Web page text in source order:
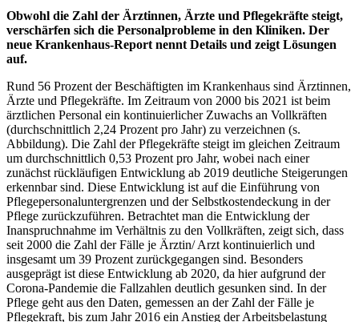
Obwohl die Zahl der Ärztinnen, Ärzte und Pflegekräfte steigt,
verschärfen sich die Personalprobleme in den Kliniken. Der
neue Krankenhaus-Report nennt Details und zeigt Lösungen
auf.
Rund 56 Prozent der Beschäftigten im Krankenhaus sind Ärztinnen,
Ärzte und Pflegekräfte. Im Zeitraum von 2000 bis 2021 ist beim
ärztlichen Personal ein kontinuierlicher Zuwachs an Vollkräften
(durchschnittlich 2,24 Prozent pro Jahr) zu verzeichnen (s.
Abbildung). Die Zahl der Pflegekräfte steigt im gleichen Zeitraum
um durchschnittlich 0,53 Prozent pro Jahr, wobei nach einer
zunächst rückläufigen Entwicklung ab 2019 deutliche Steigerungen
erkennbar sind. Diese Entwicklung ist auf die Einführung von
Pflegepersonaluntergrenzen und der Selbstkostendeckung in der
Pflege zurückzuführen. Betrachtet man die Entwicklung der
Inanspruchnahme im Verhältnis zu den Vollkräften, zeigt sich, dass
seit 2000 die Zahl der Fälle je Ärztin/ Arzt kontinuierlich und
insgesamt um 39 Prozent zurückgegangen sind. Besonders
ausgeprägt ist diese Entwicklung ab 2020, da hier aufgrund der
Corona-Pandemie die Fallzahlen deutlich gesunken sind. In der
Pflege geht aus den Daten, gemessen an der Zahl der Fälle je
Pflegekraft, bis zum Jahr 2016 ein Anstieg der Arbeitsbelastung